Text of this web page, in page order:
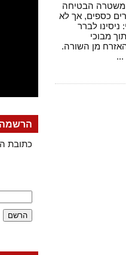
הבטיחה
אך לא
לברר
מן השורה.
הרשמה
כתובת